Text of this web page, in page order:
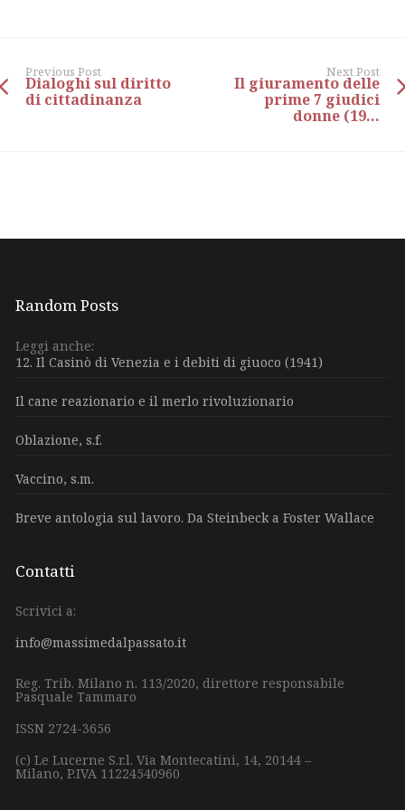
Previous Post
Dialoghi sul diritto
di cittadinanza
Next Post
Il giuramento delle
prime 7 giudici
donne (19...
Random Posts
Leggi anche:
12. Il Casinò di Venezia e i debiti di giuoco (1941)
Il cane reazionario e il merlo rivoluzionario
Oblazione, s.f.
Vaccino, s.m.
Breve antologia sul lavoro. Da Steinbeck a Foster Wallace
Contatti
Scrivici a:
info@massimedalpassato.it
Reg. Trib. Milano n. 113/2020, direttore responsabile
Pasquale Tammaro
ISSN 2724-3656
(c) Le Lucerne S.r.l. Via Montecatini, 14, 20144 –
Milano, P.IVA 11224540960